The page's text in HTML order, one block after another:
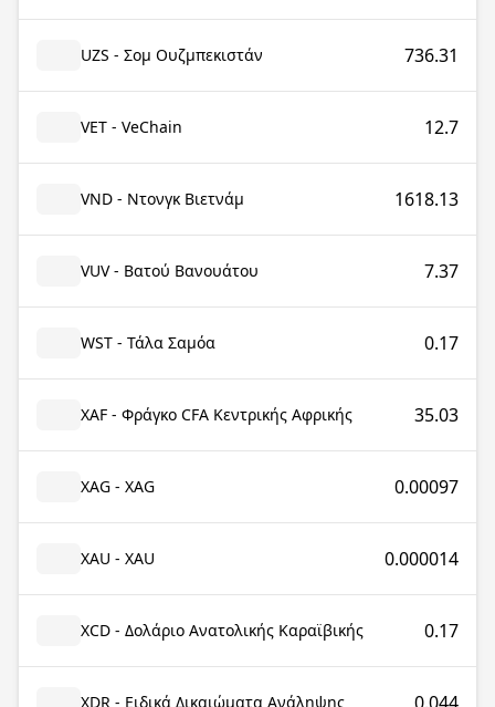
UZS - Σομ Ουζμπεκιστάν 736.31
VET - VeChain 12.7
VND - Ντονγκ Βιετνάμ 1618.13
VUV - Βατού Βανουάτου 7.37
WST - Τάλα Σαμόα 0.17
XAF - Φράγκο CFA Κεντρικής Αφρικής 35.03
XAG - XAG 0.00097
XAU - XAU 0.000014
XCD - Δολάριο Ανατολικής Καραϊβικής 0.17
XDR - Ειδικά Δικαιώματα Ανάληψης